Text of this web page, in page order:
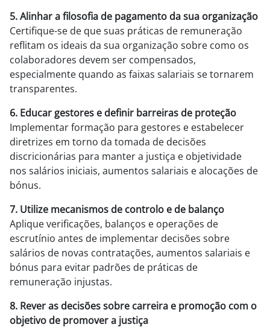
5. Alinhar a filosofia de pagamento da sua organização
Certifique-se de que suas práticas de remuneração
reflitam os ideais da sua organização sobre como os
colaboradores devem ser compensados,
especialmente quando as faixas salariais se tornarem
transparentes.
6. Educar gestores e definir barreiras de proteção
Implementar formação para gestores e estabelecer
diretrizes em torno da tomada de decisões
discricionárias para manter a justiça e objetividade
nos salários iniciais, aumentos salariais e alocações de
bónus.
7. Utilize mecanismos de controlo e de balanço
Aplique verificações, balanços e operações de
escrutínio antes de implementar decisões sobre
salários de novas contratações, aumentos salariais e
bónus para evitar padrões de práticas de
remuneração injustas.
8. Rever as decisões sobre carreira e promoção com o
objetivo de promover a justiça